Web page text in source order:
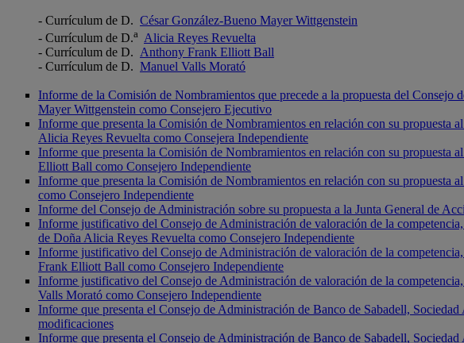
- Currículum de D. César González-Bueno Mayer Wittgenstein
- Currículum de D.a Alicia Reyes Revuelta
- Currículum de D. Anthony Frank Elliott Ball
- Currículum de D. Manuel Valls Morató
Informe de la Comisión de Nombramientos que precede a la propuesta del
Mayer Wittgenstein como Consejero Ejecutivo
Informe que presenta la Comisión de Nombramientos en relación con su
Alicia Reyes Revuelta como Consejera Independiente
Informe que presenta la Comisión de Nombramientos en relación con su
Elliott Ball como Consejero Independiente
Informe que presenta la Comisión de Nombramientos en relación con su
como Consejero Independiente
Informe del Consejo de Administración sobre su propuesta a la Junta General de
Informe justificativo del Consejo de Administración de valoración de la
de Doña Alicia Reyes Revuelta como Consejero Independiente
Informe justificativo del Consejo de Administración de valoración de la
Frank Elliott Ball como Consejero Independiente
Informe justificativo del Consejo de Administración de valoración de la
Valls Morató como Consejero Independiente
Informe que presenta el Consejo de Administración de Banco de Sabadell,
modificaciones
Informe que presenta el Consejo de Administración de Banco de Sabadell,